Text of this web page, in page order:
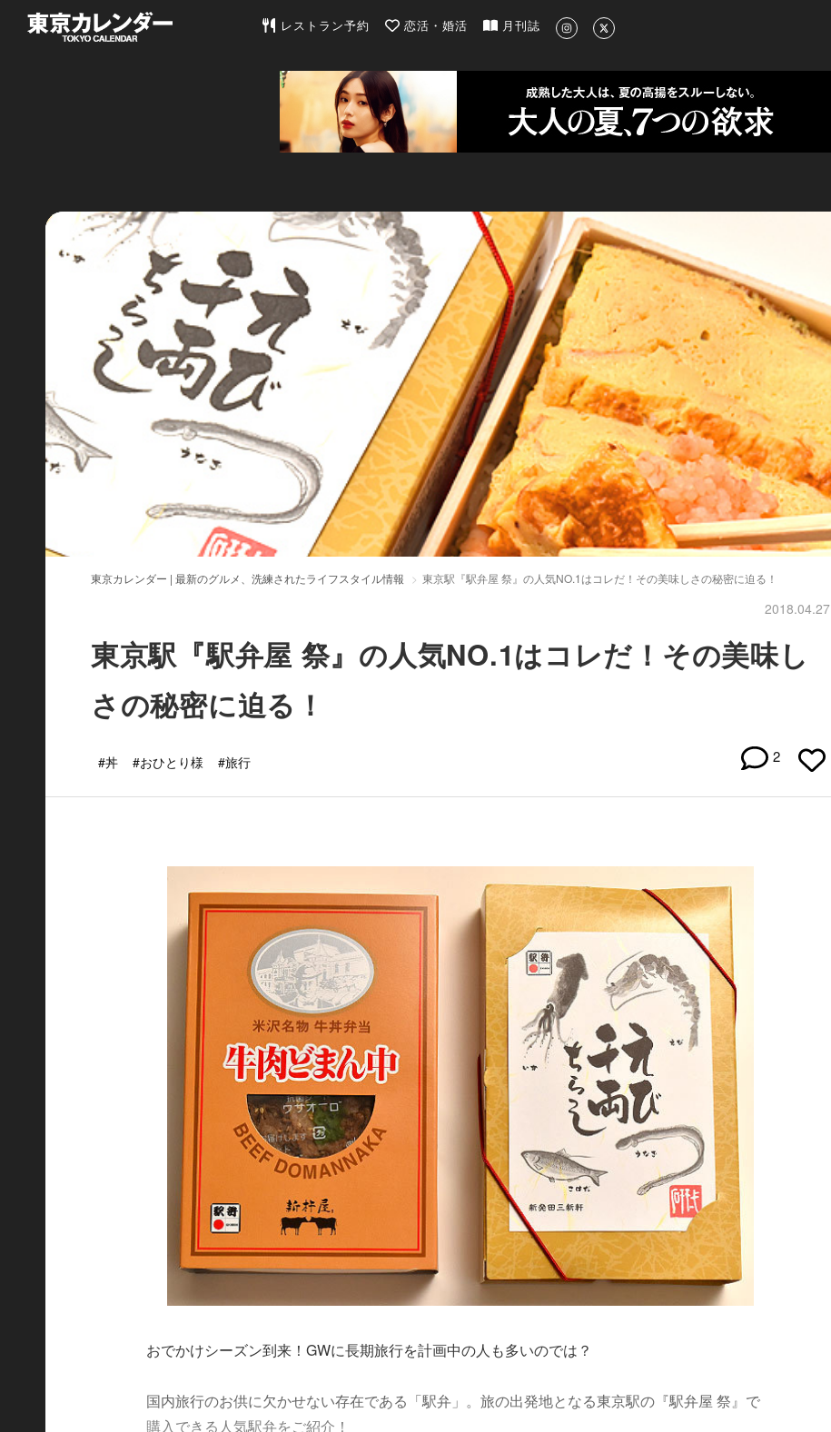
東京カレンダー | 最新のグルメ、洗練されたライフスタイル情報
レストラン予約 恋活・婚活 月刊誌
東京カレンダー | 最新のグルメ、洗練されたライフスタイル情報 東京駅『駅弁屋 祭』の人気NO.1はコレだ！その美味しさの秘密に迫る！
2018.04.27
東京駅『駅弁屋 祭』の人気NO.1はコレだ！その美味し
さの秘密に迫る！
#丼 #おひとり様 #旅行 2
おでかけシーズン到来！GWに長期旅行を計画中の人も多いのでは？
国内旅行のお供に欠かせない存在である「駅弁」。旅の出発地となる東京駅の『駅弁屋 祭』で
購入できる人気駅弁をご紹介！